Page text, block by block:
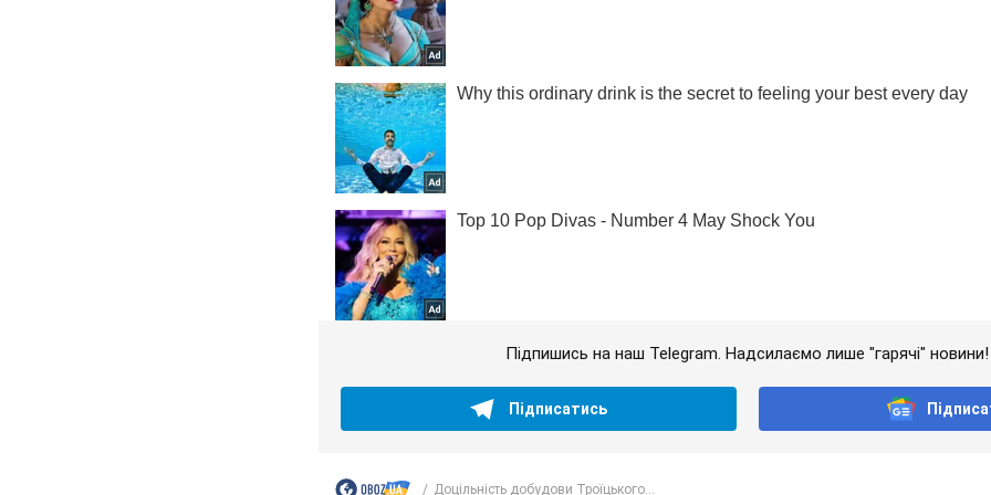
Підпишись на наш Telegram. Надсилаємо лише "гарячі" новини!
Підписатись
Доцільність добудови Троїцького...